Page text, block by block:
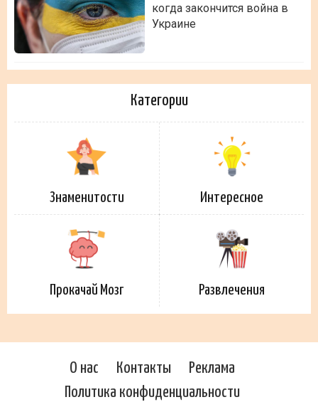
когда закончится война в
Украине
Категории
Знаменитости Интересное
Прокачай Мозг Развлечения
О нас Контакты
Реклама
Политика конфиденциальности